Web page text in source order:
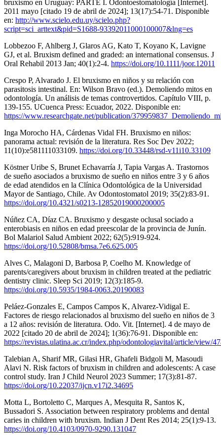
bruxismo en Uruguay: PARTE I. Odontoestomatología [Internet].
2011 mayo [citado 19 de abril de 2024]; 13(17):54-71. Disponible
en: http://www.scielo.edu.uy/scielo.php?
script=sci_arttext&pid=S1688-93392011000100007&lng=es
Lobbezoo F, Ahlberg J, Glaros AG, Kato T, Koyano K, Lavigne
GJ, et al. Bruxism defined and graded: an international consensus. J
Oral Rehabil 2013 Jan; 40(1):2-4. https://doi.org/10.1111/joor.12011
Crespo P, Alvarado J. El bruxismo en niños y su relación con
parasitosis intestinal. En: Wilson Bravo (ed.). Demoliendo mitos en
odontología. Un análisis de temas controvertidos. Capítulo VIII, p.
139-155. UCuenca Press: Ecuador, 2022. Disponible en:
https://www.researchgate.net/publication/
Inga Morocho HA, Cárdenas Vidal FH. Bruxismo en niños:
panorama actual: revisión de la literatura. Res Soc Dev 2022;
11(10):e581111033109. https://doi.org/10.33448/rsd-v11i10.33109
Köstner Uribe S, Brunet Echavarría J, Tapia Vargas A. Trastornos
de sueño asociados a bruxismo de sueño en niños entre 3 y 6 años
de edad atendidos en la Clínica Odontológica de la Universidad
Mayor de Santiago, Chile. Av Odontostomatol 2019; 35(2):83-91.
https://doi.org/10.4321/s0213-12852019000200005
Núñez CA, Díaz CA. Bruxismo y desgaste oclusal sociado a
enterobiasis en niños en edad preescolar de la provincia de Junín.
Bol Malariol Salud Ambient 2022; 62(5):919-924.
https://doi.org/10.52808/bmsa.7e6.625.005
Alves C, Malagoni D, Barbosa P, Coelho M. Knowledge of
parents/caregivers about bruxism in children treated at the pediatric
dentistry clinic. Sleep Sci 2019; 12(3):185-9.
https://doi.org/10.5935/1984-0063.20190083
Peláez-Gonzales E, Campos Campos K, Alvarez-Vidigal E.
Factores de riesgo relacionados al bruxismo del sueño en niños de 3
a 12 años: revisión de literatura. Odo. Vit. [Internet]. 4 de mayo de
2022 [citado 20 de abril de 2024]; 1(36):76-91. Disponible en:
https://revistas.ulatina.ac.cr/index.php/odontologiavital/article/view/
Talebian A, Sharif MR, Gilasi HR, Ghafeli Bidgoli M, Masoudi
Alavi N. Risk factors of bruxism in children and adolescents: A case
control study. Iran J Child Neurol 2023 Summer; 17(3):81-87.
https://doi.org/10.22037/ijcn.v17i2.34695
Motta L, Bortoletto C, Marques A, Mesquita R, Santos K,
Bussadori S. Association between respiratory problems and dental
caries in children with bruxism. Indian J Dent Res 2014; 25(1):9-13.
https://doi.org/10.4103/0970-9290.131047